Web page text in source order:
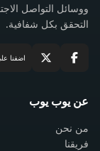
ووسائل التواصل
التحقق بكل شفافية.
اضفنا
عن يوب يوب
من نحن
فريقنا